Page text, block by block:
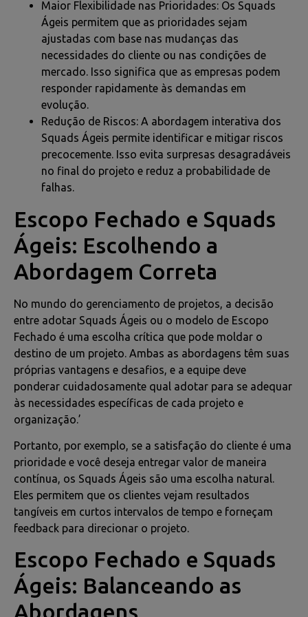
Maior Flexibilidade nas Prioridades: Os Squads
Ágeis permitem que as prioridades sejam
ajustadas com base nas mudanças das
necessidades do cliente ou nas condições de
mercado. Isso significa que as empresas podem
responder rapidamente às demandas em
evolução.
Redução de Riscos: A abordagem interativa dos
Squads Ágeis permite identificar e mitigar riscos
precocemente. Isso evita surpresas desagradáveis
no final do projeto e reduz a probabilidade de
falhas.
Escopo Fechado e Squads
Ágeis: Escolhendo a
Abordagem Correta
No mundo do gerenciamento de projetos, a decisão
entre adotar Squads Ágeis ou o modelo de Escopo
Fechado é uma escolha crítica que pode moldar o
destino de um projeto. Ambas as abordagens têm suas
próprias vantagens e desafios, e a equipe deve
ponderar cuidadosamente qual adotar para se adequar
às necessidades específicas de cada projeto e
organização.’
Portanto, por exemplo, se a satisfação do cliente é uma
prioridade e você deseja entregar valor de maneira
contínua, os Squads Ágeis são uma escolha natural.
Eles permitem que os clientes vejam resultados
tangíveis em curtos intervalos de tempo e forneçam
feedback para direcionar o projeto.
Escopo Fechado e Squads
Ágeis: Balanceando as
Abordagens